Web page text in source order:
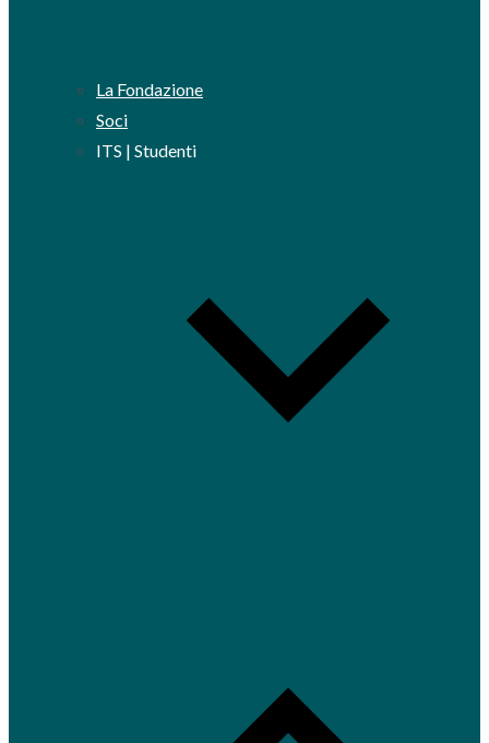
La Fondazione
Soci
ITS | Studenti